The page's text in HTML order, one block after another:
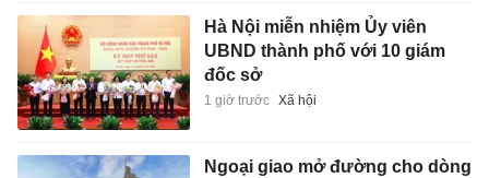
Hà Nội miễn nhiệm Ủy viên
UBND thành phố với 10 giám
đốc sở
1 giờ trước Xã hội
Ngoại giao mở đường cho dòng